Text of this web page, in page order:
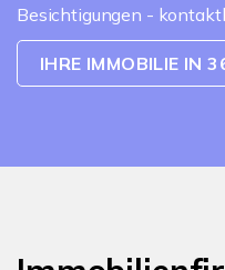
Besichtigungen -
IHRE IMMOBILIE IN